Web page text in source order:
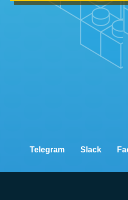
Telegram Slack